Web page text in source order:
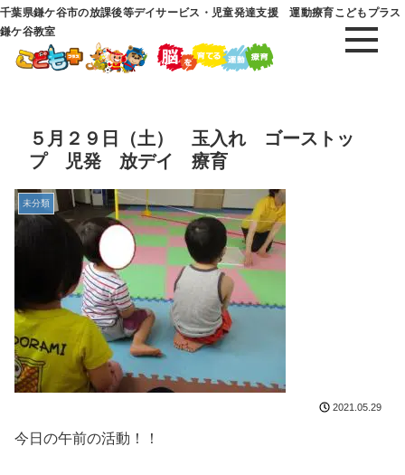
千葉県鎌ケ谷市の放課後等デイサービス・児童発達支援 運動療育こどもプラス
鎌ケ谷教室
５月２９日（土） 玉入れ ゴーストッ
プ 児発 放デイ 療育
未分類
2021.05.29
今日の午前の活動！！